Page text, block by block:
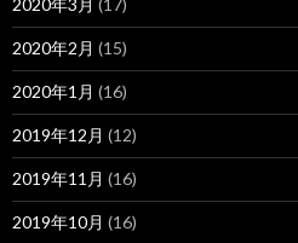
2020年2月 (15)
2020年1月 (16)
2019年12月 (12)
2019年11月 (16)
2019年10月 (16)